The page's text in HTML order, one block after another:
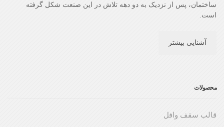
ساختمان، پس از نزدیک به دو دهه تلاش در این صنعت شکل گرفته
است.
آشنایی بیشتر
محصولات
قالب سقف وافل